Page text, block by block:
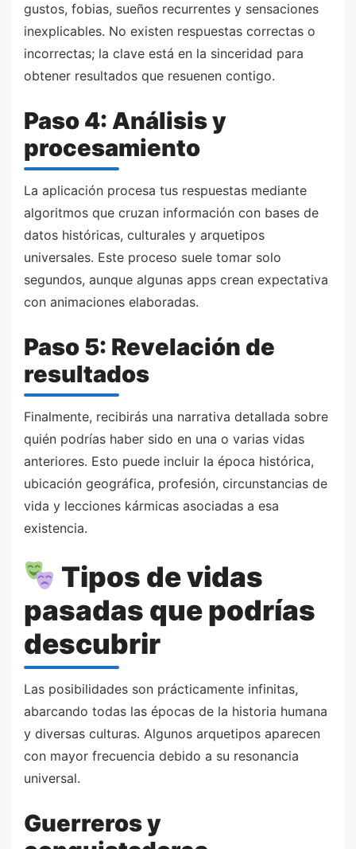
gustos, fobias, sueños recurrentes y sensaciones
inexplicables. No existen respuestas correctas o
incorrectas; la clave está en la sinceridad para
obtener resultados que resuenen contigo.
Paso 4: Análisis y
procesamiento
La aplicación procesa tus respuestas mediante
algoritmos que cruzan información con bases de
datos históricas, culturales y arquetipos
universales. Este proceso suele tomar solo
segundos, aunque algunas apps crean expectativa
con animaciones elaboradas.
Paso 5: Revelación de
resultados
Finalmente, recibirás una narrativa detallada sobre
quién podrías haber sido en una o varias vidas
anteriores. Esto puede incluir la época histórica,
ubicación geográfica, profesión, circunstancias de
vida y lecciones kármicas asociadas a esa
existencia.
Tipos de vidas
pasadas que podrías
descubrir
Las posibilidades son prácticamente infinitas,
abarcando todas las épocas de la historia humana
y diversas culturas. Algunos arquetipos aparecen
con mayor frecuencia debido a su resonancia
universal.
Guerreros y